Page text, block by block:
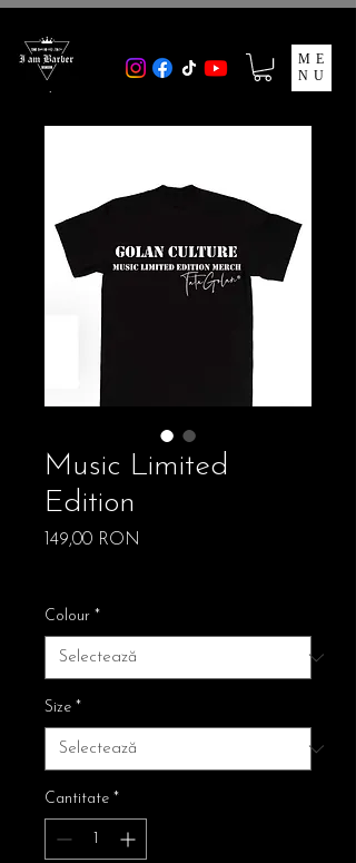
ME
NU
Music Limited
Edition
149,00 RON
Colour *
Size *
Cantitate *